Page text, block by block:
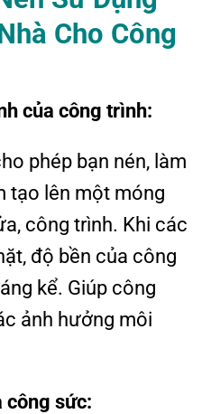
Cho Công
của công trình:
phép bạn nén, làm
tạo lên một móng
công trình. Khi các
độ bền của công
kể. Giúp công
ảnh hưởng môi
sức: